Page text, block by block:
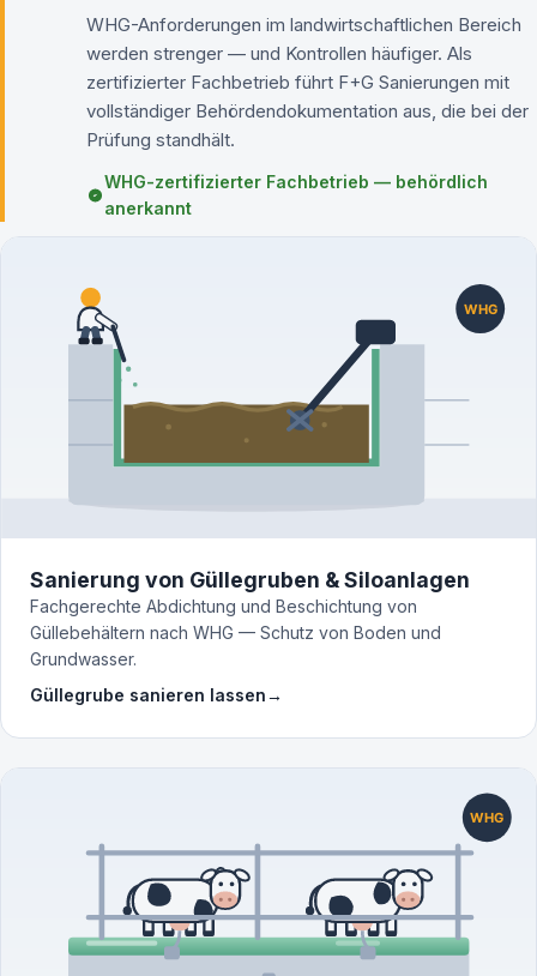
WHG-Anforderungen im landwirtschaftlichen Bereich
werden strenger — und Kontrollen häufiger. Als
zertifizierter Fachbetrieb führt F+G Sanierungen mit
vollständiger Behördendokumentation aus, die bei der
Prüfung standhält.
WHG-zertifizierter Fachbetrieb — behördlich
anerkannt
Sanierung von Güllegruben & Siloanlagen
Fachgerechte Abdichtung und Beschichtung von
Güllebehältern nach WHG — Schutz von Boden und
Grundwasser.
Güllegrube sanieren lassen→